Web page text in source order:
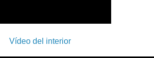
Vídeo del interior